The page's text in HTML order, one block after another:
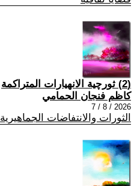
(2) ثورچية الانهيارات المتراكمة
كاظم فنجان الحمامي
2026 / 8 / 7
الثورات والانتفاضات الجماهيرية